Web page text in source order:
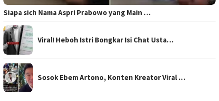
Siapa sich Nama Aspri Prabowo yang Main …
Viral! Heboh Istri Bongkar Isi Chat Usta…
Sosok Ebem Artono, Konten Kreator Viral …